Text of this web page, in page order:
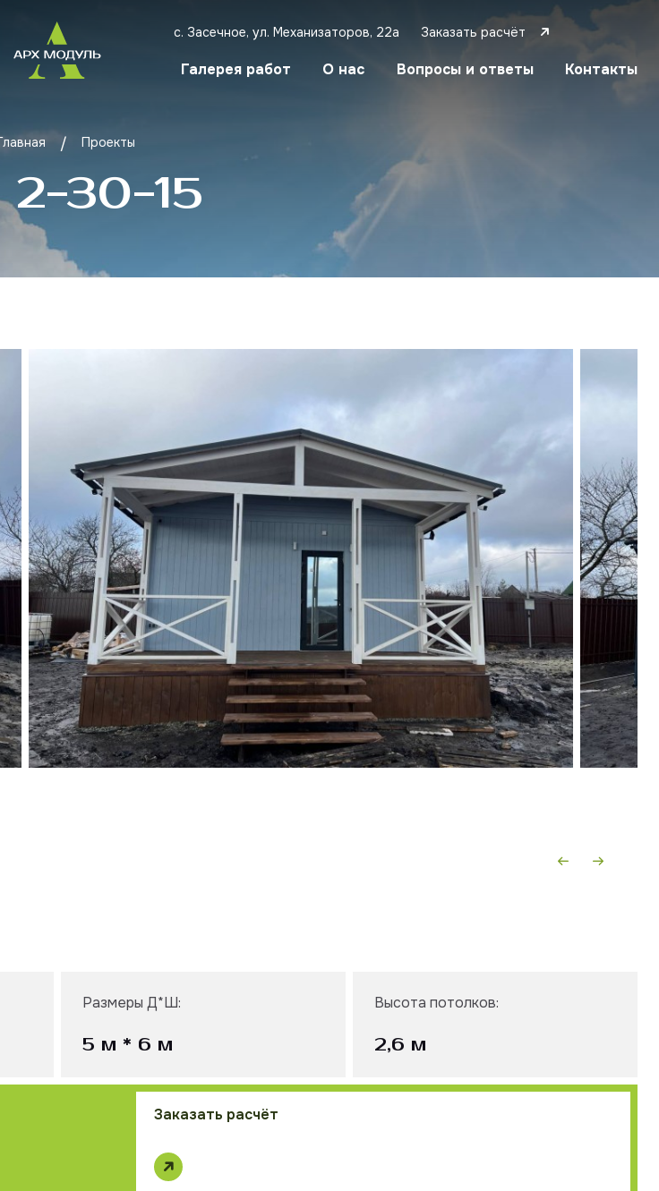
с. Засечное, ул. Механизаторов, 22а Заказать расчёт
Галерея работ О нас Вопросы и ответы Контакты
Проекты
2-30-15
Назад Вперёд
Размеры Д*Ш:
5 м * 6 м
Высота потолков:
2,6 м
Заказать расчёт